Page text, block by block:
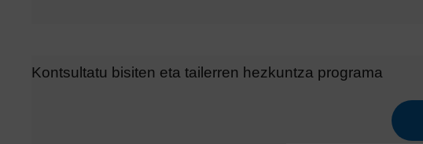
Kontsultatu bisiten eta tailerren hezkuntza programa